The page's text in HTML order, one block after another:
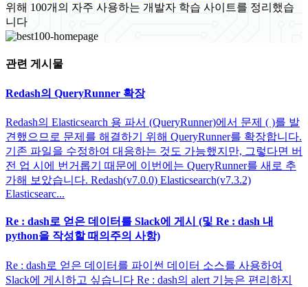
위해 100개의 자주 사용하는 개발자 학습 사이트를 정리했습
니다
관련 게시물
Redash의 QueryRunner 확장
Redash의 Elasticsearch 용 파서 (QueryRunner)에서 문제 ( )를 발
견했으므로 문제를 해결하기 위해 QueryRunner를 확장합니다.
기존 파일을 수정하여 대응하는 것도 가능했지만, 그렇다면 버
전 업 시에 번거롭기 때문에 이번에는 QueryRunner를 새로 추
가해 보았습니다. Redash(v7.0.0) Elasticsearch(v7.3.2)
Elasticsearc...
Re : dash로 얻은 데이터를 Slack에 게시 (및 Re : dash 내
python을 작성할 때의주의 사항)
Re : dash로 얻은 데이터를 파이썬 데이터 소스를 사용하여
Slack에 게시하고 싶습니다 Re : dash의 alert 기능은 편리하지